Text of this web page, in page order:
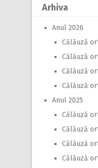
Arhiva
Anul 2026
Călăuză
Călăuză
Călăuză
Călăuză
Anul 2025
Călăuză
Călăuză
Călăuză
Călăuză